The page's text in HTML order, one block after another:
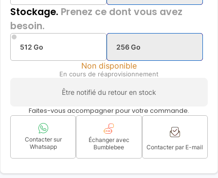
Stockage. Prenez ce dont vous avez
besoin.
512 Go 256 Go
Non disponible
En cours de réaprovisionnement
Être notifié du retour en stock
Faites-vous accompagner pour votre commande.
Contacter sur
Whatsapp
Échanger avec
Bumblebee
Contacter par E-mail